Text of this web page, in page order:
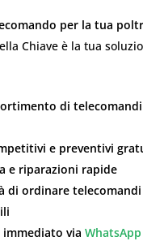
per la tua
Chiave è la tua
di
e preventivi
e riparazioni rapide
di ordinare
via WhatsApp